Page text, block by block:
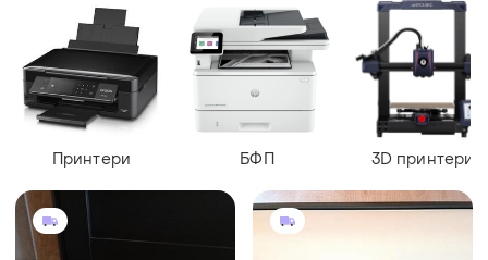
Принтери БФП 3D принтери